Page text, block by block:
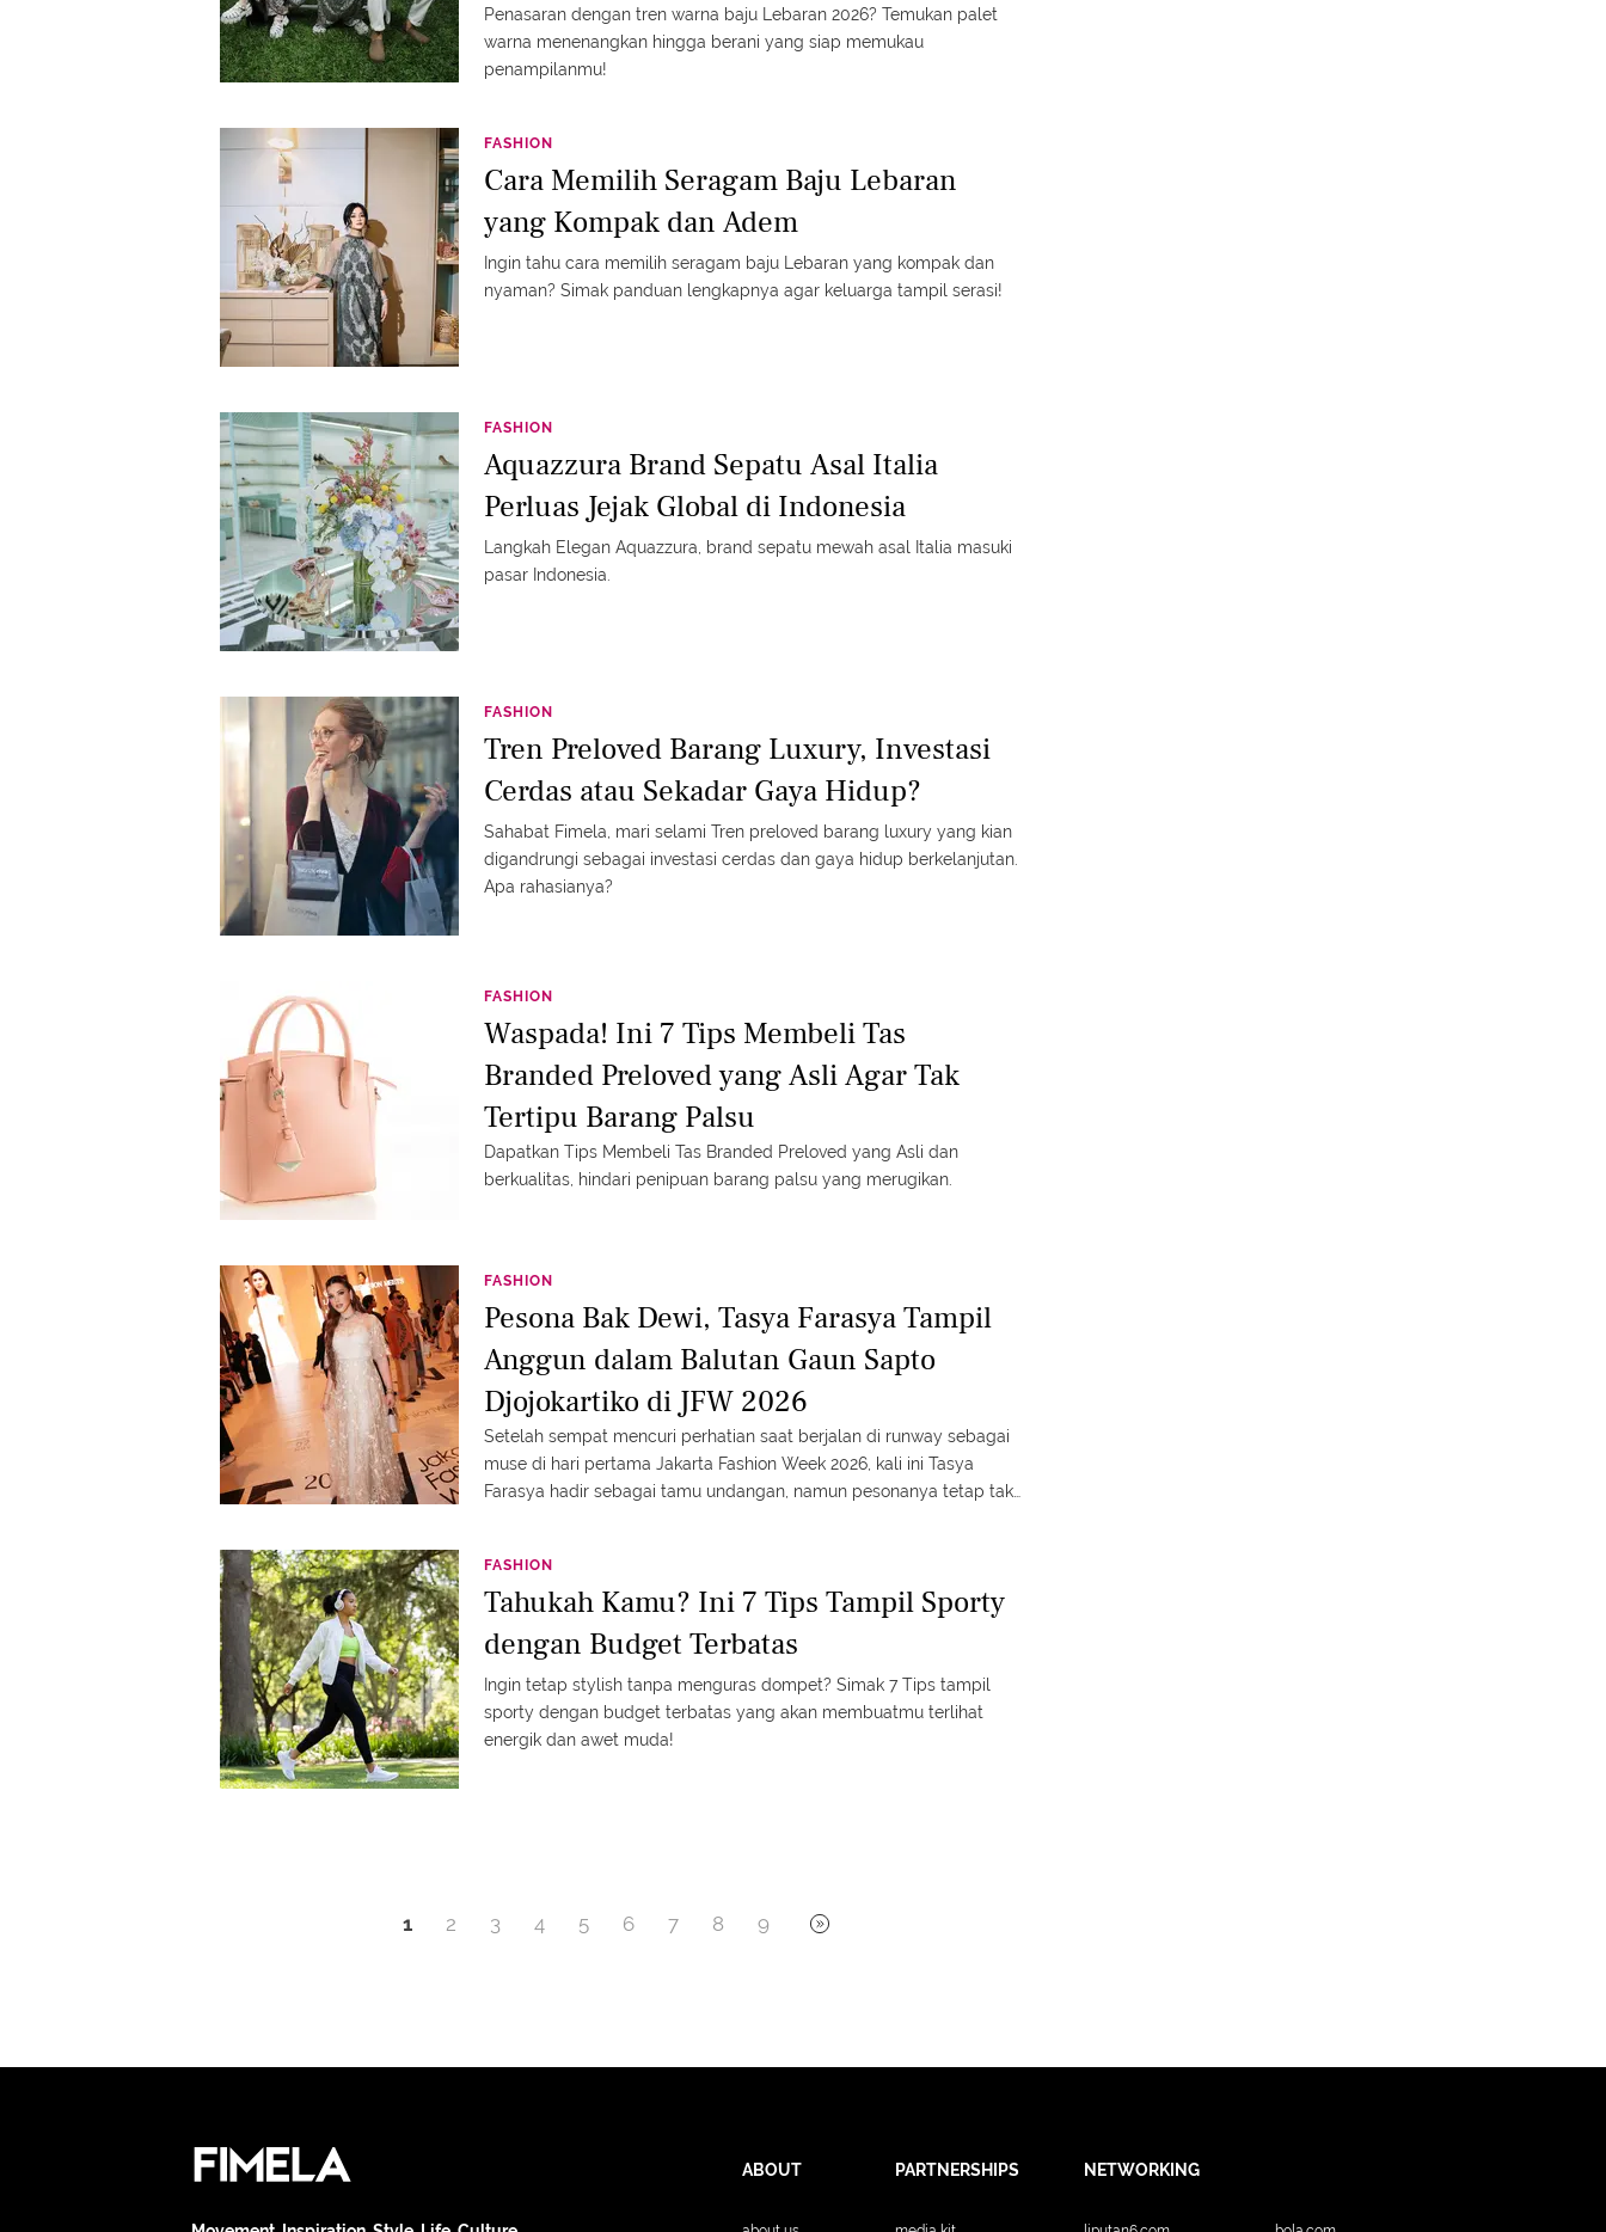
Penasaran dengan tren warna baju Lebaran 2026? Temukan palet
warna menenangkan hingga berani yang siap memukau
penampilanmu!
FASHION
Cara Memilih Seragam Baju Lebaran
yang Kompak dan Adem
Ingin tahu cara memilih seragam baju Lebaran yang kompak dan
nyaman? Simak panduan lengkapnya agar keluarga tampil serasi!
FASHION
Aquazzura Brand Sepatu Asal Italia
Perluas Jejak Global di Indonesia
Langkah Elegan Aquazzura, brand sepatu mewah asal Italia masuki
pasar Indonesia.
FASHION
Tren Preloved Barang Luxury, Investasi
Cerdas atau Sekadar Gaya Hidup?
Sahabat Fimela, mari selami Tren preloved barang luxury yang kian
digandrungi sebagai investasi cerdas dan gaya hidup berkelanjutan.
Apa rahasianya?
FASHION
Waspada! Ini 7 Tips Membeli Tas
Branded Preloved yang Asli Agar Tak
Tertipu Barang Palsu
Dapatkan Tips Membeli Tas Branded Preloved yang Asli dan
berkualitas, hindari penipuan barang palsu yang merugikan.
FASHION
Pesona Bak Dewi, Tasya Farasya Tampil
Anggun dalam Balutan Gaun Sapto
Djojokartiko di JFW 2026
Setelah sempat mencuri perhatian saat berjalan di runway sebagai
muse di hari pertama Jakarta Fashion Week 2026, kali ini Tasya
Farasya hadir sebagai tamu undangan, namun pesonanya tetap tak
FASHION
Tahukah Kamu? Ini 7 Tips Tampil Sporty
dengan Budget Terbatas
Ingin tetap stylish tanpa menguras dompet? Simak 7 Tips tampil
sporty dengan budget terbatas yang akan membuatmu terlihat
energik dan awet muda!
1 2 3 4 5 6 7 8 9
ABOUT PARTNERSHIPS NETWORKING